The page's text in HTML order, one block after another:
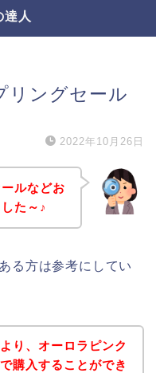
達人
リングセール
2022年10月26日
ルなどお
た～♪
る方は参考にしてい
り、オーロラピンク
購入することができ